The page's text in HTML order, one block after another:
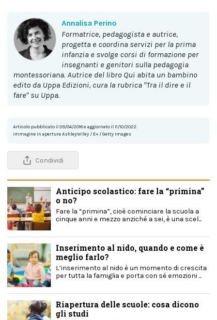
Annalisa Perino
formatrice, pedagogista e autrice,
progetta e coordina servizi per la prima
infanzia e svolge corsi di formazione per
insegnanti e genitori sulla pedagogia
montessoriana. Autrice del libro Qui abita un bambino
edito da Uppa Edizioni, cura la rubrica "Tra il dire e il
fare" su Uppa.
Articolo pubblicato il 09/04/2018 e aggiornato il 11/10/2022
Immagine in apertura AshleyWiley / E+ / Getty Images
Condividi
Anticipo scolastico: fare la “primina”
o no?
Fare la “primina”, cioè cominciare la scuola a
cinque anni e mezzo anziché a sei, è una scel...
Inserimento al nido, quando e come è
meglio farlo?
L’inserimento al nido è un momento di crescita
per tutta la famiglia e porta con sé emozioni ...
Riapertura delle scuole: cosa dicono
gli studi